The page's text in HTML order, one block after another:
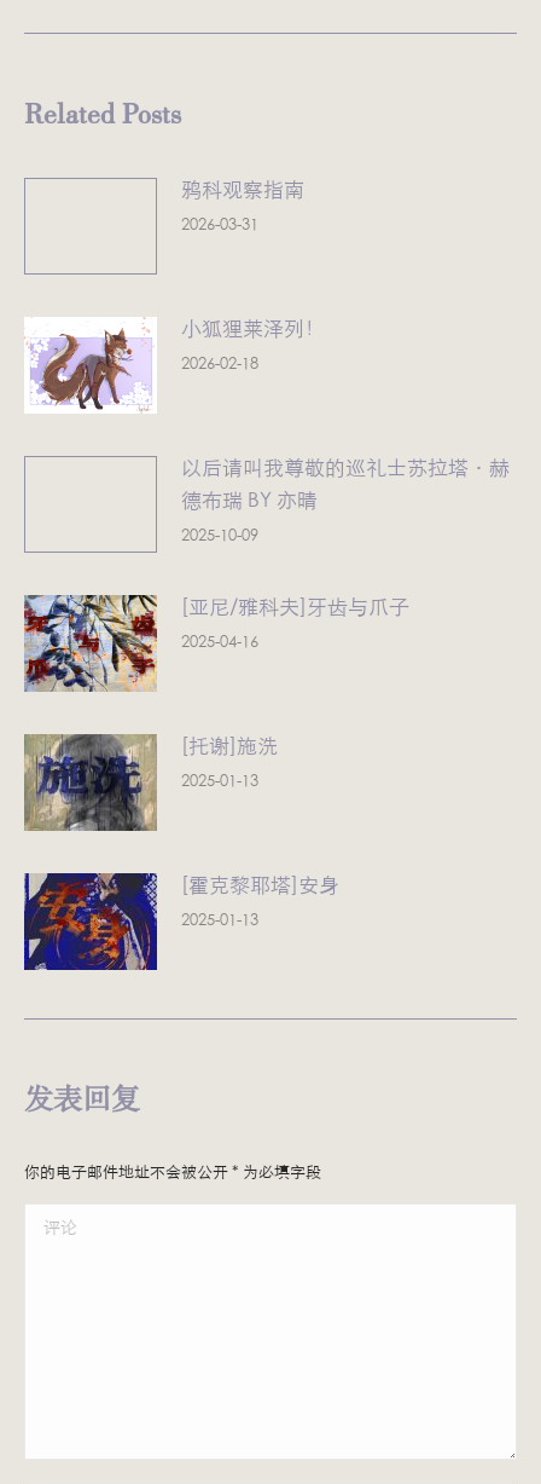
Related Posts
鸦科观察指南
2026-03-31
小狐狸莱泽列！
2026-02-18
以后请叫我尊敬的巡礼士苏拉塔·赫
德布瑞 BY 亦晴
2025-10-09
[亚尼/雅科夫]牙齿与爪子
2025-04-16
[托谢]施洗
2025-01-13
[霍克黎耶塔]安身
2025-01-13
发表回复
你的电子邮件地址不会被公开* 为必填字段
评论